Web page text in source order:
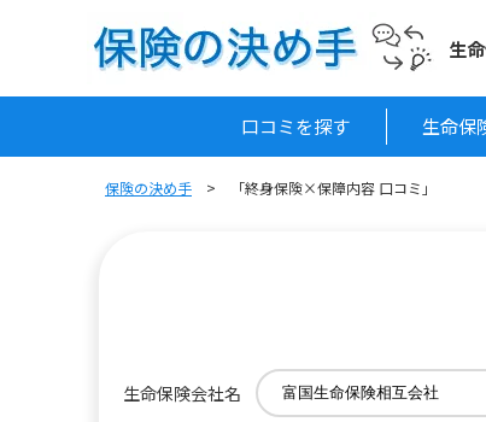
生
口コミを探す 生命保
保険の決め手 「終身保険×保障内容 口コミ」
生命保険会社名